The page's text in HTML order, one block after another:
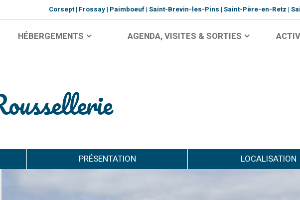
Corsept Frossay Paimboeuf Saint-Brevin-les-Pins Saint-Père-en-Retz
HÉBERGEMENTS AGENDA, VISITES & SORTIES
PRÉSENTATION LOCALISATION